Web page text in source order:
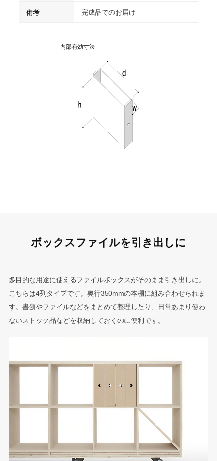
備考 完成品でのお届け
内部有効寸法
ボックスファイルを引き出しに
多目的な用途に使えるファイルボックスがそのまま引き出しに。
こちらは4列タイプです。奥行350mmの本棚に組み合わせられま
す。書類やファイルなどをまとめて整理したり、日常あまり使わ
ないストック品などを収納しておくのに便利です。